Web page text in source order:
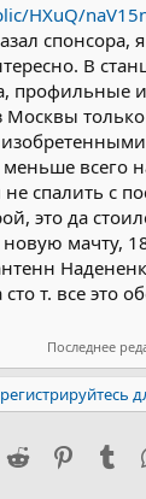
HXuQ/
спонсора,
В
профильные
Москвы
всего
спалить с
это да
мачту,
т. все это
Последнее
Twitter Reddit